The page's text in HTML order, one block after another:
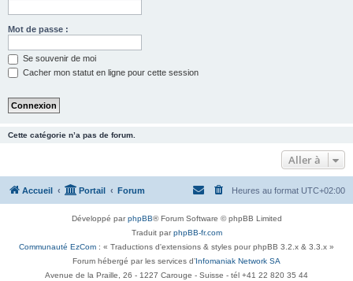
Mot de passe :
Se souvenir de moi
Cacher mon statut en ligne pour cette session
Cette catégorie n’a pas de forum.
Aller à
Accueil Portail Forum Heures au format UTC+02:00
Développé parphpBB® Forum Software © phpBB Limited
Traduit parphpBB-fr.com
Communauté EzCom : « Traductions d'extensions & styles pour phpBB 3.2.x & 3.3.x »
Forum hébergé par les services d’ Infomaniak Network SA
Avenue de la Praille, 26 - 1227 Carouge - Suisse - tél +41 22 820 35 44